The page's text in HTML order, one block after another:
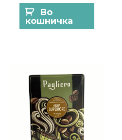
Во
кошничка